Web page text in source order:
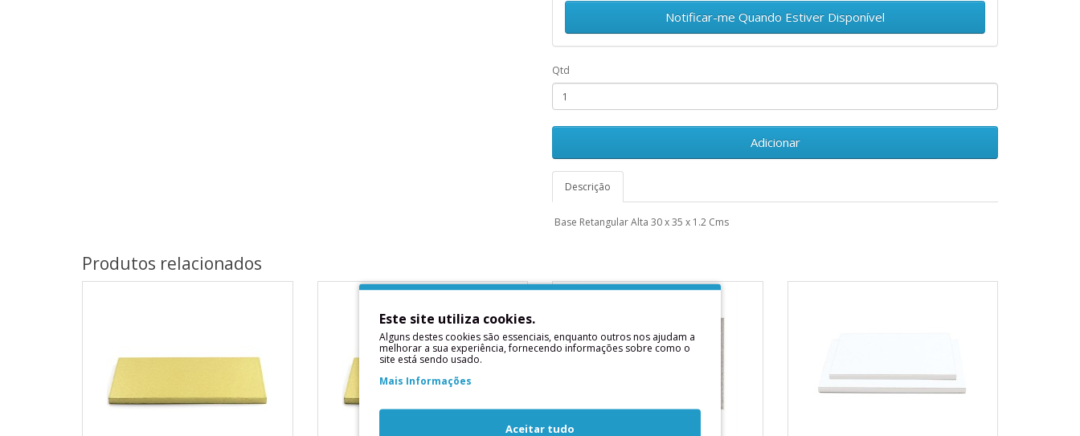
Notificar-me Quando Estiver Disponível
Qtd
Adicionar
Descrição
Base Retangular Alta 30 x 35 x 1.2 Cms
Produtos relacionados
Este site utiliza cookies.
Alguns destes cookies são essenciais, enquanto outros nos ajudam a
melhorar a sua experiência, fornecendo informações sobre como o
site está sendo usado.
Mais Informações
Aceitar tudo